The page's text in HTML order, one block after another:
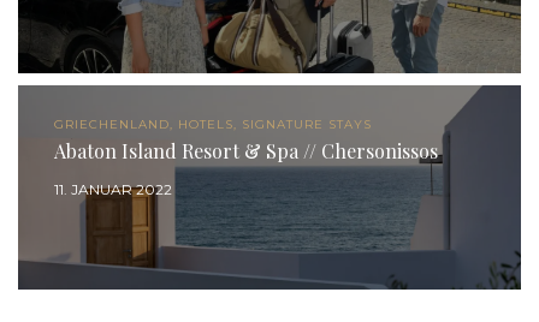
GRIECHENLAND, HOTELS, SIGNATURE STAYS
Abaton Island Resort & Spa // Chersonissos
11. JANUAR 2022